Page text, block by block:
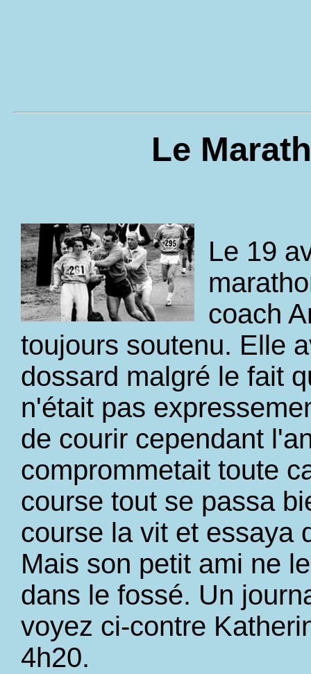
Le
Le 19
coach
toujours soutenu. Elle
dossard malgré le fait
n'était pas
de courir cependant
comprommetait toute
course tout se passa
course la vit et essaya
Mais son petit ami ne
dans le fossé. Un
voyez ci-contre
4h20.